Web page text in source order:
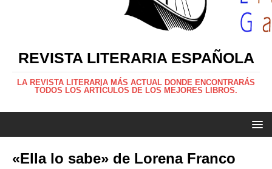
REVISTA LITERARIA ESPAÑOLA
LA REVISTA LITERARIA MÁS ACTUAL DONDE ENCONTRARÁS
TODOS LOS ARTÍCULOS DE LOS MEJORES LIBROS.
«Ella lo sabe» de Lorena Franco